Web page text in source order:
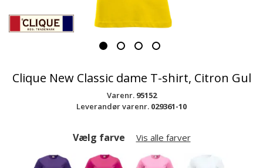
Clique New Classic dame T-shirt, Citron Gul
Varenr. 95152
Leverandør varenr. 029361-10
Vælg farve Vis alle farver